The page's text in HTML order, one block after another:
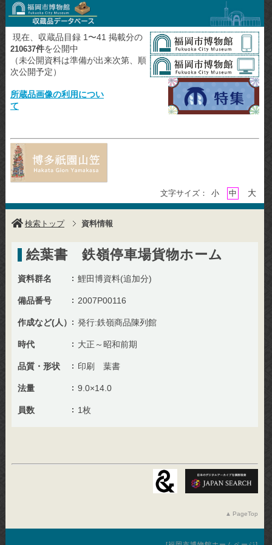
現在、収蔵品目録 1〜41 掲載分の
210637件を公開中
（未公開資料は準備が出来次第、順
次公開予定）
所蔵品画像の利用につい
て
文字サイズ： 小 中 大
検索トップ 資料情報
絵葉書 鉄嶺停車場貨物ホーム
資料群名 鯉田博資料(追加分)
備品番号 2007P00116
作成など(人） 発行:鉄嶺商品陳列館
時代 大正～昭和前期
品質・形状 印刷 葉書
法量 9.0×14.0
員数 1枚
PageTop